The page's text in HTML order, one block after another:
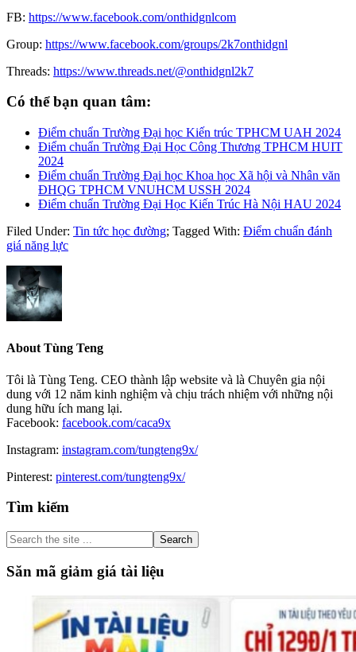
FB: https://www.facebook.com/onthidgnlcom
Group: https://www.facebook.com/groups/2k7onthidgnl
Threads: https://www.threads.net/@onthidgnl2k7
Có thể bạn quan tâm:
Điểm chuẩn Trường Đại học Kiến trúc TPHCM UAH 2024
Điểm chuẩn Trường Đại Học Công Thương TPHCM HUIT
2024
Điểm chuẩn Trường Đại học Khoa học Xã hội và Nhân văn
ĐHQG TPHCM VNUHCM USSH 2024
Điểm chuẩn Trường Đại Học Kiến Trúc Hà Nội HAU 2024
Filed Under: Tin tức học đường; Tagged With: Điểm chuẩn đánh
giá năng lực
AboutTùng Teng
Tôi là Tùng Teng. CEO thành lập website và là Chuyên gia nội
dung với 12 năm kinh nghiệm và chịu trách nhiệm với những nội
dung hữu ích mang lại.
Facebook: facebook.com/caca9x
Instagram: instagram.com/tungteng9x/
Pinterest: pinterest.com/tungteng9x/
Primary
Sidebar
Tìm kiếm
Search
the
site
...
Săn mã giảm giá tài liệu